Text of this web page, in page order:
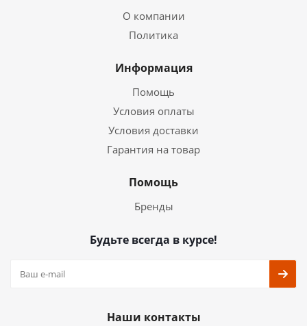
О компании
Политика
Информация
Помощь
Условия оплаты
Условия доставки
Гарантия на товар
Помощь
Бренды
Будьте всегда в курсе!
Наши контакты